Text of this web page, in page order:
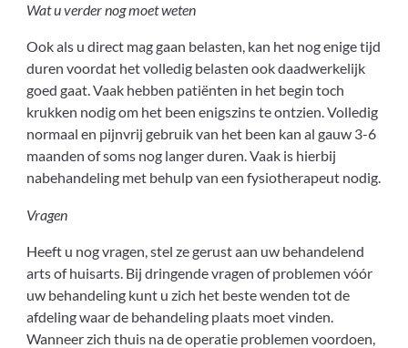
Wat u verder nog moet weten
Ook als u direct mag gaan belasten, kan het nog enige tijd
duren voordat het volledig belasten ook daadwerkelijk
goed gaat. Vaak hebben patiënten in het begin toch
krukken nodig om het been enigszins te ontzien. Volledig
normaal en pijnvrij gebruik van het been kan al gauw 3-6
maanden of soms nog langer duren. Vaak is hierbij
nabehandeling met behulp van een fysiotherapeut nodig.
Vragen
Heeft u nog vragen, stel ze gerust aan uw behandelend
arts of huisarts. Bij dringende vragen of problemen vóór
uw behandeling kunt u zich het beste wenden tot de
afdeling waar de behandeling plaats moet vinden.
Wanneer zich thuis na de operatie problemen voordoen,